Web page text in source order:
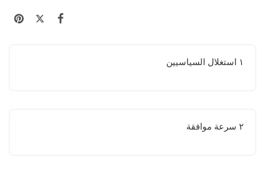
١ استغلال السياسيين
٢ سرعة موافقة